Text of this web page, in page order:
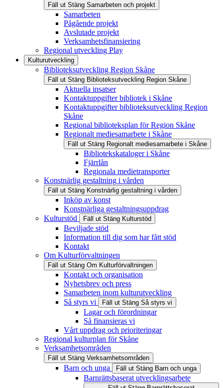
Fäll ut Stäng Samarbeten och projekt
Samarbeten
Pågående projekt
Avslutade projekt
Verksamhetsfinansiering
Regional utveckling Play
Kulturutveckling
Biblioteksutveckling Region Skåne
Fäll ut Stäng Biblioteksutveckling Region Skåne
Aktuella insatser
Kontaktuppgifter bibliotek i Skåne
Kontaktuppgifter biblioteksutveckling Region
Skåne
Regional biblioteksplan för Region Skåne
Regionalt mediesamarbete i Skåne
Fäll ut Stäng Regionalt mediesamarbete i Skåne
Bibliotekskataloger i Skåne
Fjärrlån
Regionala medietransporter
Konstnärlig gestaltning i vården
Fäll ut Stäng Konstnärlig gestaltning i vården
Inköp av konst
Konstnärliga gestaltningsuppdrag
Kulturstöd
Fäll ut Stäng Kulturstöd
Beviljade stöd
Information till dig som har fått stöd
Kontakt
Om Kulturförvaltningen
Fäll ut Stäng Om Kulturförvaltningen
Kontakt och organisation
Nyhetsbrev och press
Samarbeten inom kulturutveckling
Så styrs vi
Fäll ut Stäng Så styrs vi
Lagar och förordningar
Så finansieras vi
Vårt uppdrag och prioriteringar
Regional kulturplan för Skåne
Verksamhetsområden
Fäll ut Stäng Verksamhetsområden
Barn och unga Fäll ut Stäng Barn och unga
Barnrättsbaserat utvecklingsarbete